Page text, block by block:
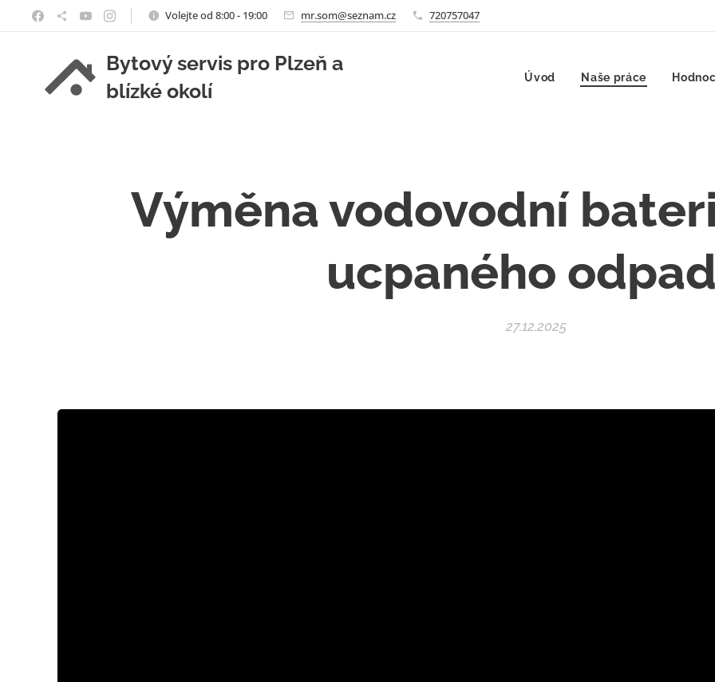
Volejte od 8:00 - 19:00 mr.som@seznam.cz 720757047
Bytový servis pro Plzeň a
blízké okolí
Úvod Naše práce
Výměna vodovodní
ucpaného
27.12.2025